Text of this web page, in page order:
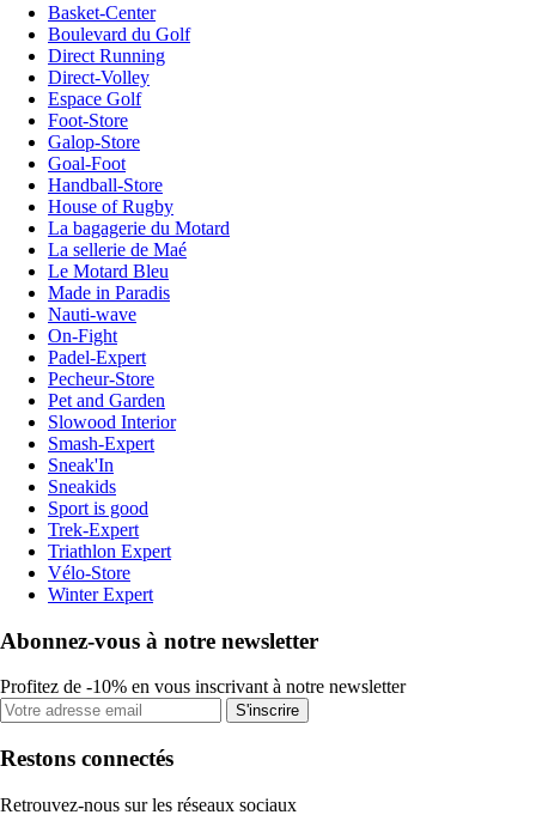
Basket-Center
Boulevard du Golf
Direct Running
Direct-Volley
Espace Golf
Foot-Store
Galop-Store
Goal-Foot
Handball-Store
House of Rugby
La bagagerie du Motard
La sellerie de Maé
Le Motard Bleu
Made in Paradis
Nauti-wave
On-Fight
Padel-Expert
Pecheur-Store
Pet and Garden
Slowood Interior
Smash-Expert
Sneak'In
Sneakids
Sport is good
Trek-Expert
Triathlon Expert
Vélo-Store
Winter Expert
Abonnez-vous à notre newsletter
Profitez de -10% en vous inscrivant à notre newsletter
S'inscrire
Restons connectés
Retrouvez-nous sur les réseaux sociaux